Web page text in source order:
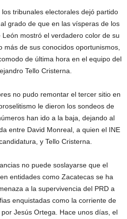
tribunales electorales dejó partido
grado de que en las vísperas de los
mostró el verdadero color de su
más de sus conocidos oportunismos,
de última hora en el equipo del
Tello Cristerna.
no pudo remontar el tercer sitio en
le dieron los sondeos de
han ido a la baja, dejando al
entre David Monreal, a quien el INE
y Tello Cristerna.
no puede soslayarse que el
entidades como Zacatecas se ha
a la supervivencia del PRD a
enquistadas como la corriente de
Jesús Ortega. Hace unos días, el